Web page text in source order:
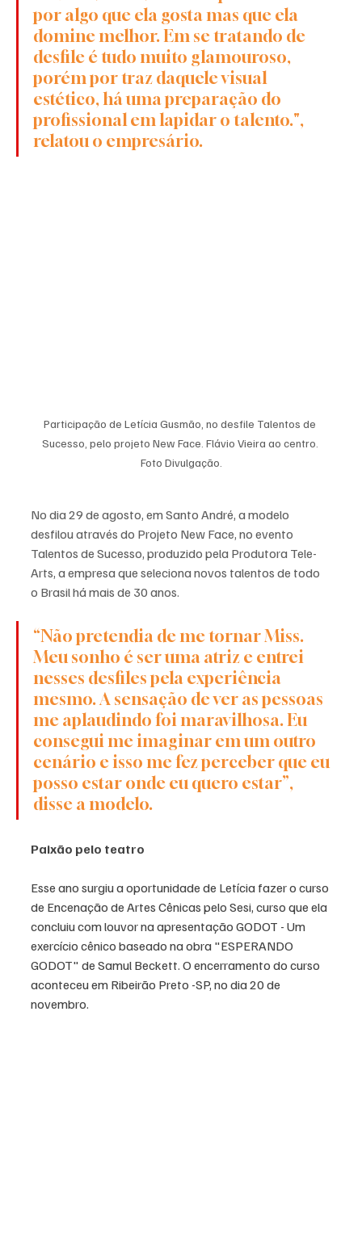
por algo que ela gosta mas que ela
domine melhor. Em se tratando de
desfile é tudo muito glamouroso,
porém por traz daquele visual
estético, há uma preparação do
profissional em lapidar o talento.",
relatou o empresário.
Participação de Letícia Gusmão, no desfile Talentos de
Sucesso, pelo projeto New Face. Flávio Vieira ao centro.
Foto Divulgação.
No dia 29 de agosto, em Santo André, a modelo
desfilou através do Projeto New Face, no evento
Talentos de Sucesso, produzido pela Produtora Tele-
Arts, a empresa que seleciona novos talentos de todo
o Brasil há mais de 30 anos.
“Não pretendia de me tornar Miss.
Meu sonho é ser uma atriz e entrei
nesses desfiles pela experiência
mesmo. A sensação de ver as pessoas
me aplaudindo foi maravilhosa. Eu
consegui me imaginar em um outro
cenário e isso me fez perceber que eu
posso estar onde eu quero estar”,
disse a modelo.
Paixão pelo teatro
Esse ano surgiu a oportunidade de Letícia fazer o curso
de Encenação de Artes Cênicas pelo Sesi, curso que ela
concluiu com louvor na apresentação GODOT - Um
exercício cênico baseado na obra "ESPERANDO
GODOT" de Samul Beckett. O encerramento do curso
aconteceu em Ribeirão Preto -SP, no dia 20 de
novembro.